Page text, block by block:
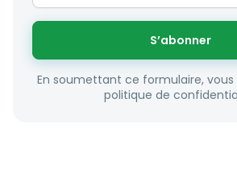
S’abonner
En soumettant ce formulaire,
politique de